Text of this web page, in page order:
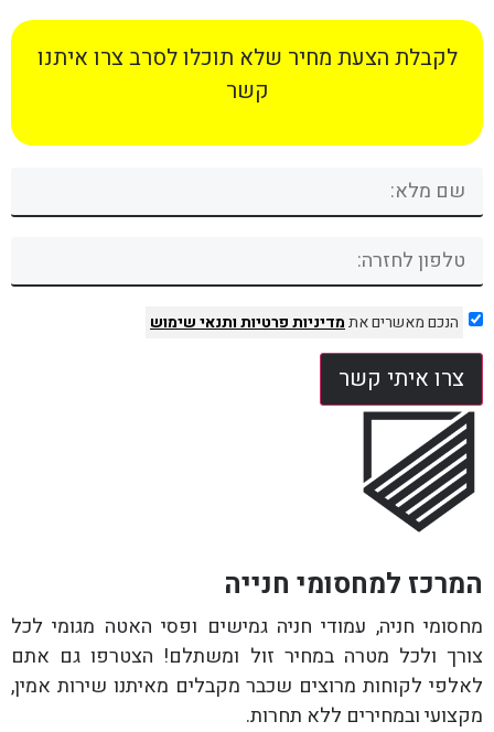
לקבלת הצעת מחיר שלא תוכלו לסרב צרו איתנו
קשר
הנכם מאשרים אתמדיניות פרטיותותנאי שימוש
צרו איתי קשר
המרכז למחסומי חנייה
מחסומי חניה, עמודי חניה גמישים ופסי האטה מגומי לכל
צורך ולכל מטרה במחיר זול ומשתלם! הצטרפו גם אתם
לאלפי לקוחות מרוצים שכבר מקבלים מאיתנו שירות אמין,
מקצועי ובמחירים ללא תחרות.